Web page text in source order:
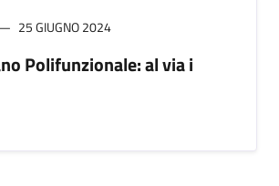
25 GIUGNO 2024
Polifunzionale: al via i